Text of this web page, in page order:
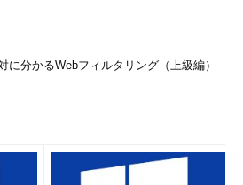
に分かるWebフィルタリング（上級編）